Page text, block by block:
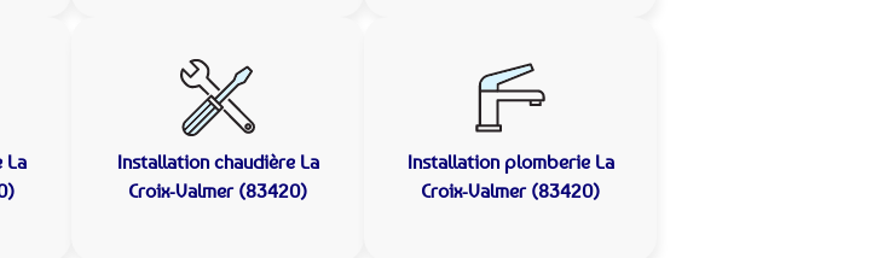
La
Installation chaudière La
Croix-Valmer (83420)
Installation plomberie La
Croix-Valmer (83420)